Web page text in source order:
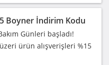
Boyner İndirim Kodu
Günleri başladı!
ürün alışverişleri %15